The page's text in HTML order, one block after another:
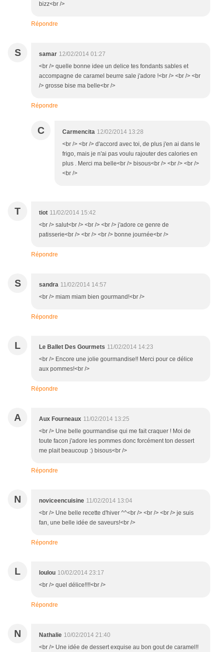
bizz<br />
Répondre
S samar 12/02/2014 01:27
<br /> quelle bonne idee un delice tes fondants sables et
accompagne de caramel beurre sale j'adore !<br /> <br /> <br
/> grosse bise ma belle<br />
Répondre
C Carmencita 12/02/2014 13:28
<br /> <br /> d'accord avec toi, de plus j'en ai dans le
frigo, mais je n'ai pas voulu rajouter des calories en
plus . Merci ma belle<br /> bisous<br /> <br /> <br />
<br />
T tiot 11/02/2014 15:42
<br /> salut<br /> <br /> <br /> j'adore ce genre de
patisserie<br /> <br /> <br /> bonne journée<br />
Répondre
S sandra 11/02/2014 14:57
<br /> miam miam bien gourmand!<br />
Répondre
L Le Ballet Des Gourmets 11/02/2014 14:23
<br /> Encore une jolie gourmandise!! Merci pour ce délice
aux pommes!<br />
Répondre
A Aux Fourneaux 11/02/2014 13:25
<br /> Une belle gourmandise qui me fait craquer ! Moi de
toute facon j'adore les pommes donc forcément ton dessert
me plait beaucoup :) bisous<br />
Répondre
N noviceencuisine 11/02/2014 13:04
<br /> Une belle recette d'hiver ^^<br /> <br /> <br /> je suis
fan, une belle idée de saveurs!<br />
Répondre
L loulou 10/02/2014 23:17
<br /> quel délice!!!!<br />
Répondre
N Nathalie 10/02/2014 21:40
<br /> Une idée de dessert exquise au bon gout de caramel!!